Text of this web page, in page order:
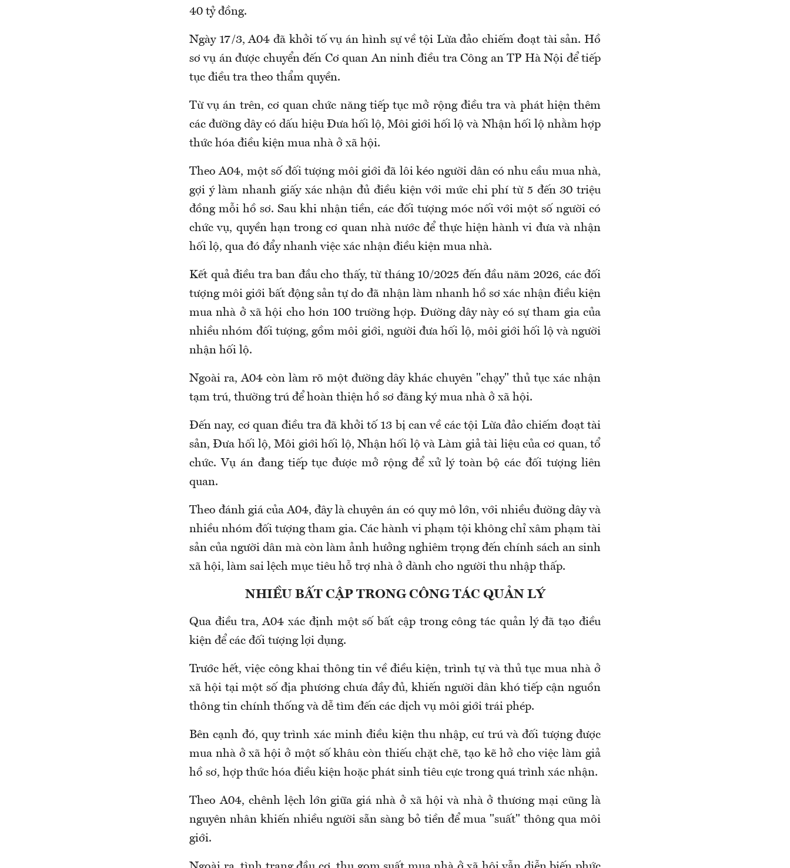
40 tỷ đồng.
Ngày 17/3, A04 đã khởi tố vụ án hình sự về tội Lừa đảo chiếm đoạt tài sản. Hồ
sơ vụ án được chuyển đến Cơ quan An ninh điều tra Công an TP Hà Nội để tiếp
tục điều tra theo thẩm quyền.
Từ vụ án trên, cơ quan chức năng tiếp tục mở rộng điều tra và phát hiện thêm
các đường dây có dấu hiệu Đưa hối lộ, Môi giới hối lộ và Nhận hối lộ nhằm hợp
thức hóa điều kiện mua nhà ở xã hội.
Theo A04, một số đối tượng môi giới đã lôi kéo người dân có nhu cầu mua nhà,
gợi ý làm nhanh giấy xác nhận đủ điều kiện với mức chi phí từ 5 đến 30 triệu
đồng mỗi hồ sơ. Sau khi nhận tiền, các đối tượng móc nối với một số người có
chức vụ, quyền hạn trong cơ quan nhà nước để thực hiện hành vi đưa và nhận
hối lộ, qua đó đẩy nhanh việc xác nhận điều kiện mua nhà.
Kết quả điều tra ban đầu cho thấy, từ tháng 10/2025 đến đầu năm 2026, các đối
tượng môi giới bất động sản tự do đã nhận làm nhanh hồ sơ xác nhận điều kiện
mua nhà ở xã hội cho hơn 100 trường hợp. Đường dây này có sự tham gia của
nhiều nhóm đối tượng, gồm môi giới, người đưa hối lộ, môi giới hối lộ và người
nhận hối lộ.
Ngoài ra, A04 còn làm rõ một đường dây khác chuyên "chạy" thủ tục xác nhận
tạm trú, thường trú để hoàn thiện hồ sơ đăng ký mua nhà ở xã hội.
Đến nay, cơ quan điều tra đã khởi tố 13 bị can về các tội Lừa đảo chiếm đoạt tài
sản, Đưa hối lộ, Môi giới hối lộ, Nhận hối lộ và Làm giả tài liệu của cơ quan, tổ
chức. Vụ án đang tiếp tục được mở rộng để xử lý toàn bộ các đối tượng liên
quan.
Theo đánh giá của A04, đây là chuyên án có quy mô lớn, với nhiều đường dây và
nhiều nhóm đối tượng tham gia. Các hành vi phạm tội không chỉ xâm phạm tài
sản của người dân mà còn làm ảnh hưởng nghiêm trọng đến chính sách an sinh
xã hội, làm sai lệch mục tiêu hỗ trợ nhà ở dành cho người thu nhập thấp.
NHIỀU BẤT CẬP TRONG CÔNG TÁC QUẢN LÝ
Qua điều tra, A04 xác định một số bất cập trong công tác quản lý đã tạo điều
kiện để các đối tượng lợi dụng.
Trước hết, việc công khai thông tin về điều kiện, trình tự và thủ tục mua nhà ở
xã hội tại một số địa phương chưa đầy đủ, khiến người dân khó tiếp cận nguồn
thông tin chính thống và dễ tìm đến các dịch vụ môi giới trái phép.
Bên cạnh đó, quy trình xác minh điều kiện thu nhập, cư trú và đối tượng được
mua nhà ở xã hội ở một số khâu còn thiếu chặt chẽ, tạo kẽ hở cho việc làm giả
hồ sơ, hợp thức hóa điều kiện hoặc phát sinh tiêu cực trong quá trình xác nhận.
Theo A04, chênh lệch lớn giữa giá nhà ở xã hội và nhà ở thương mại cũng là
nguyên nhân khiến nhiều người sẵn sàng bỏ tiền để mua "suất" thông qua môi
giới.